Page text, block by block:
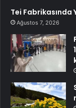
Tei Fabrikasında
Ağustos 7, 2026